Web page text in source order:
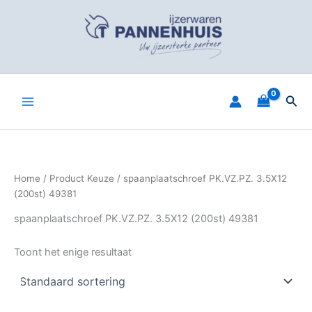
Home / Product Keuze / spaanplaatschroef PK.VZ.PZ. 3.5X12
(200st) 49381
spaanplaatschroef PK.VZ.PZ. 3.5X12 (200st) 49381
Toont het enige resultaat